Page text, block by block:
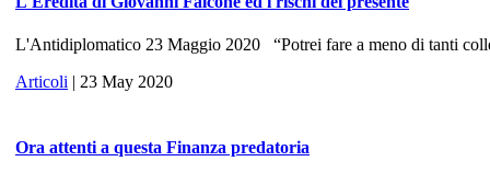
L'Antidiplomatico 23 Maggio 2020 “Potrei fare a meno di tanti
Articoli | 23 May 2020
Ora attenti a questa Finanza predatoria